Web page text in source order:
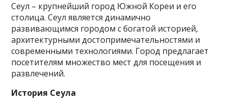
Сеул – крупнейший город Южной Кореи и его
столица. Сеул является динамично
развивающимся городом с богатой историей,
архитектурными достопримечательностями и
современными технологиями. Город предлагает
посетителям множество мест для посещения и
развлечений.
История Сеула